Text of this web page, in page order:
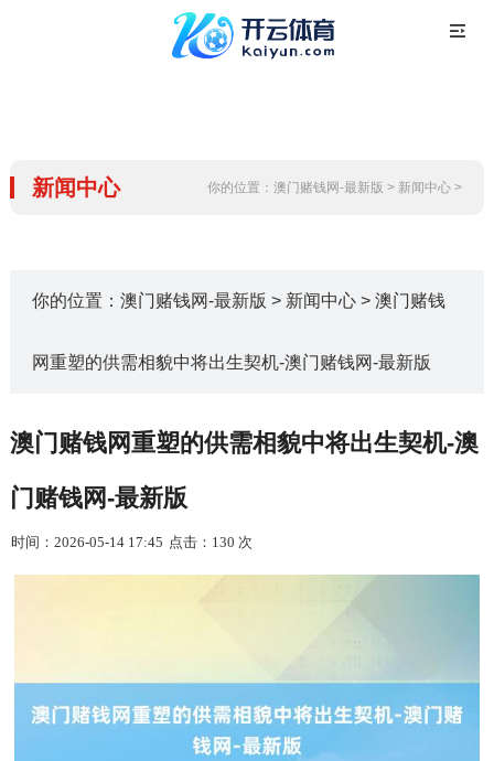
新闻中心 你的位置： 澳门赌钱网-最新版 > 新闻中心 >
你的位置： 澳门赌钱网-最新版 > 新闻中心 > 澳门赌钱
网重塑的供需相貌中将出生契机-澳门赌钱网-最新版
澳门赌钱网重塑的供需相貌中将出生契机-澳
门赌钱网-最新版
时间：2026-05-14 17:45 点击：130 次